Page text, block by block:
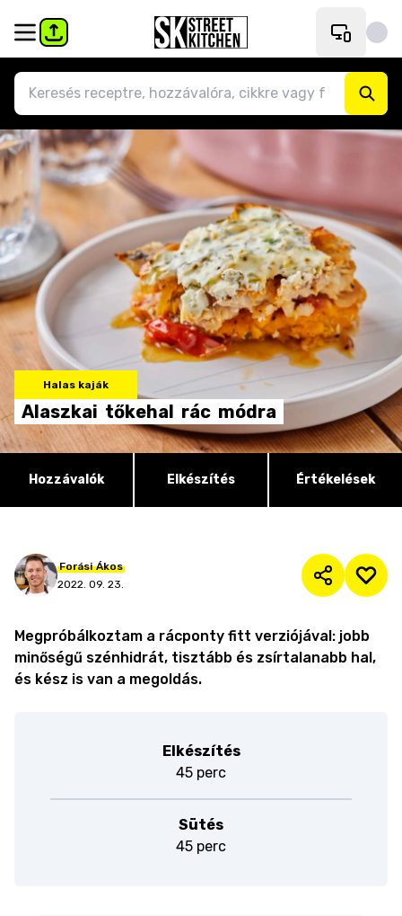
Halas kaják
Alaszkai tőkehal rác módra
Hozzávalók Elkészítés Értékelések
Forási Ákos
2022. 09. 23.
Megpróbálkoztam a rácponty fitt verziójával: jobb
minőségű szénhidrát, tisztább és zsírtalanabb hal,
és kész is van a megoldás.
Elkészítés
45 perc
Sütés
45 perc